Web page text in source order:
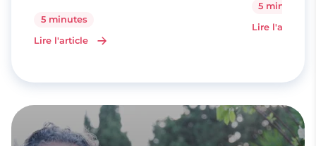
5 minutes
Lire l'article
5 minutes
Lire l'article